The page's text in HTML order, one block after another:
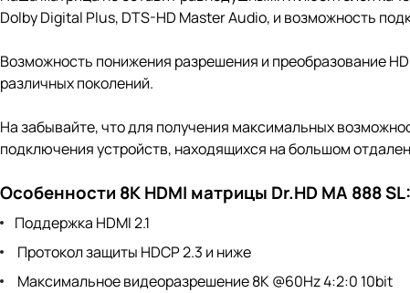
Dolby Digital Plus, DTS-HD Master Audio, и возможность
Возможность понижения разрешения и преобразование
различных поколений.
На забывайте, что для получения максимальных
подключения устройств, находящихся на большом
Особенности 8K HDMI матрицы Dr.HD MA 888 SL:
Поддержка HDMI 2.1
Протокол защиты HDCP 2.3 и ниже
Максимальное видеоразрешение 8K @60Hz 4:2:0 10bit